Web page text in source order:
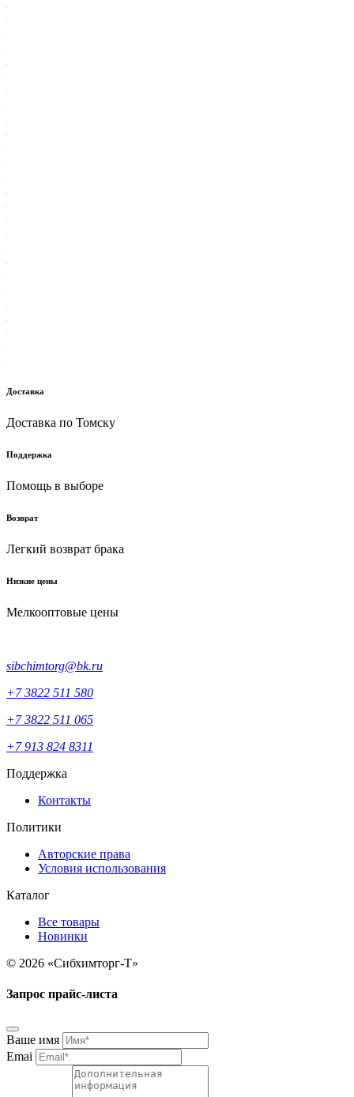
Доставка
Доставка по Томску
Поддержка
Помощь в выборе
Возврат
Легкий возврат брака
Низкие цены
Мелкооптовые цены
sibchimtorg@bk.ru
+7 3822 511 580
+7 3822 511 065
+7 913 824 8311
Поддержка
Контакты
Политики
Авторские права
Условия использования
Каталог
Все товары
Новинки
© 2026 «Сибхимторг-Т»
Запрос прайс-листа
Ваше имя
Emai